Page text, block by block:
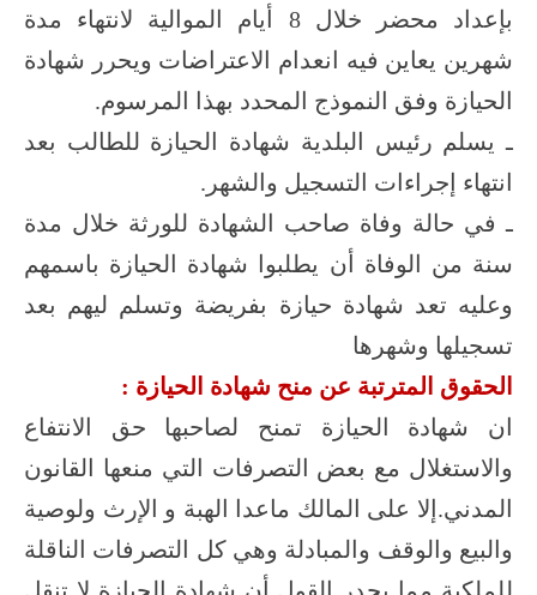
بإعداد محضر خلال 8 أيام الموالية لانتهاء مدة
شهرين يعاين فيه انعدام الاعتراضات ويحرر شهادة
الحيازة وفق النموذج المحدد بهذا المرسوم.
ـ يسلم رئيس البلدية شهادة الحيازة للطالب بعد
انتهاء إجراءات التسجيل والشهر.
ـ في حالة وفاة صاحب الشهادة للورثة خلال مدة
سنة من الوفاة أن يطلبوا شهادة الحيازة باسمهم
وعليه تعد شهادة حيازة بفريضة وتسلم ليهم بعد
تسجيلها وشهرها
الحقوق المترتبة عن منح شهادة الحيازة :
ان شهادة الحيازة تمنح لصاحبها حق الانتفاع
والاستغلال مع بعض التصرفات التي منعها القانون
المدني.إلا على المالك ماعدا الهبة و الإرث ولوصية
والبيع والوقف والمبادلة وهي كل التصرفات الناقلة